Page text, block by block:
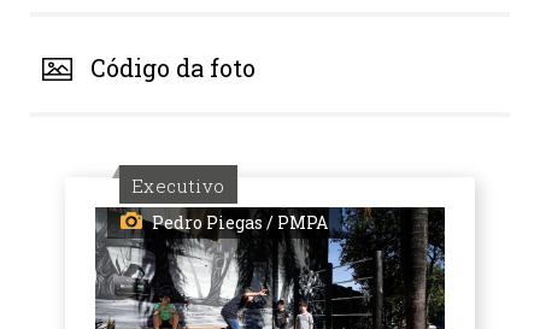
Código da foto
Executivo
Pedro Piegas / PMPA